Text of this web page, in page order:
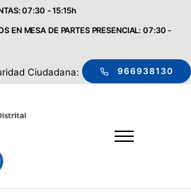
07:30 - 15:15h
EN MESA DE PARTES PRESENCIAL: 07:30 -
Ciudadana: 966938130